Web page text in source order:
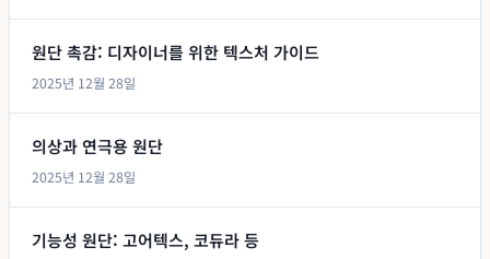
원단 촉감: 디자이너를 위한 텍스처 가이드
2025년 12월 28일
의상과 연극용 원단
2025년 12월 28일
기능성 원단: 고어텍스, 코듀라 등